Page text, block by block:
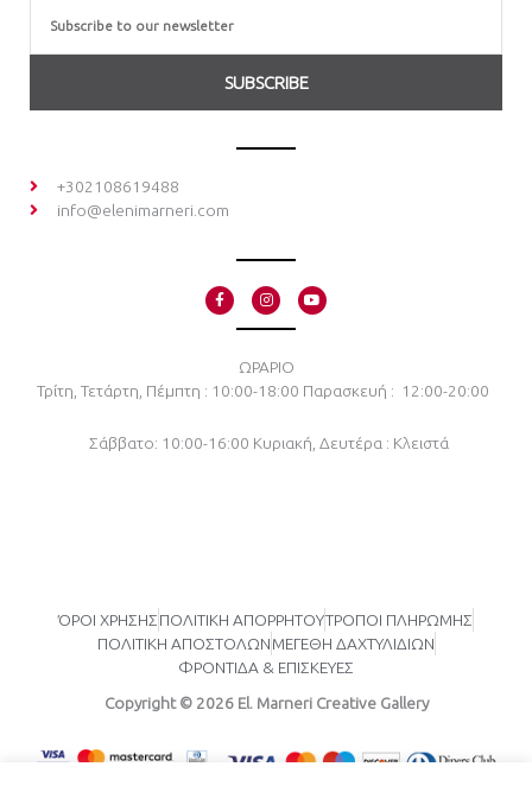
SUBSCRIBE
+302108619488
info@elenimarneri.com
F
a
c
k
I
n
s
t
g
r
a
Y
o
u
ΩΡΑΡΙΟ
Τρίτη, Τετάρτη, Πέμπτη : 10:00-18:00 Παρασκευή : 12:00-20:00
Σάββατο: 10:00-16:00 Κυριακή, Δευτέρα : Κλειστά
ΌΡΟΙ ΧΡΗΣΗΣΠΟΛΙΤΙΚΗ ΑΠΟΡΡΗΤΟΥΤΡΟΠΟΙ ΠΛΗΡΩΜΗΣ
ΠΟΛΙΤΙΚΗ ΑΠΟΣΤΟΛΩΝΜΕΓΕΘΗ ΔΑΧΤΥΛΙΔΙΩΝ
ΦΡΟΝΤΙΔΑ & ΕΠΙΣΚΕΥΕΣ
Copyright © 2026 El. Marneri Creative Gallery